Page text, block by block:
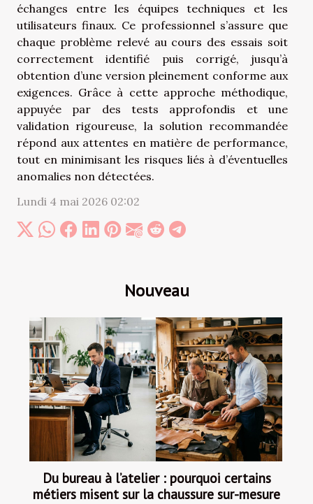
échanges entre les équipes techniques et les
utilisateurs finaux. Ce professionnel s’assure que
chaque problème relevé au cours des essais soit
correctement identifié puis corrigé, jusqu’à
obtention d’une version pleinement conforme aux
exigences. Grâce à cette approche méthodique,
appuyée par des tests approfondis et une
validation rigoureuse, la solution recommandée
répond aux attentes en matière de performance,
tout en minimisant les risques liés à d’éventuelles
anomalies non détectées.
Lundi 4 mai 2026 02:02
Nouveau
Du bureau à l’atelier : pourquoi certains
métiers misent sur la chaussure sur-mesure